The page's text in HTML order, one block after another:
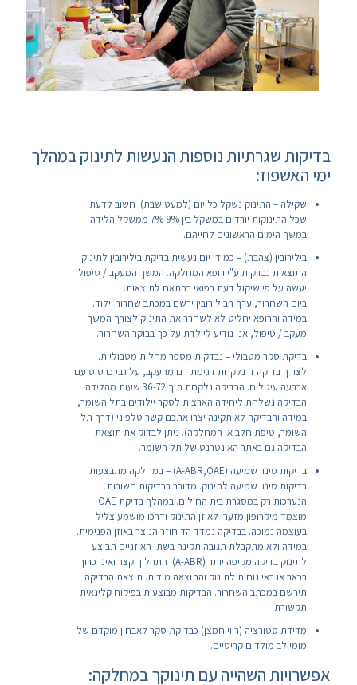
בדיקות שגרתיות נוספות הנעשות לתינוק במהלך
ימי האשפוז:
שקילה – התינוק נשקל כל יום (למעט שבת). חשוב לדעת
שכל התינוקות יורדים במשקל בין 9%-7% ממשקל הלידה
במשך הימים הראשונים לחייהם.
בילירובין (צהבת) – כמידי יום נעשית בדיקת בילירובין לתינוק.
התוצאות נבדקות ע"י רופא המחלקה. המשך המעקב / טיפול
יעשה על פי שיקול דעת רפואי בהתאם לתוצאות.
ביום השחרור, ערך הבילירובין ירשם במכתב שחרור יילוד.
במידה והרופא יחליט לא לשחרר את התינוק לצורך המשך
מעקב / טיפול, אנו נודיע ליולדת על כך בבוקר השחרור.
בדיקת סקר מטבולי – נבדקות מספר מחלות מטבוליות.
לצורך בדיקה זו נלקחת דגימת דם מהעקב, על גבי כרטיס עם
ארבעה עיגולים. הבדיקה נלקחת תוך 36-72 שעות מהלידה.
הבדיקה נשלחת ליחידה הארצית לסקר יילודים בתל השומר,
במידה והבדיקה לא תקינה יצרו אתכם קשר טלפוני (דרך תל
השומר, טיפת חלב או המחלקה). ניתן לבדוק את תוצאת
הבדיקה גם באתר האינטרנט של תל השומר.
בדיקות סינון שמיעה (A-ABR,OAE) – במחלקה מתבצעות
בדיקות סינון שמיעה לתינוק. מדובר בבדיקות חשובות
הנערכות רק במסגרת בית החולים. במהלך בדיקת OAE
מוצמד מיקרופון מזערי לאוזן התינוק ודרכו מושמע צליל
בעוצמה נמוכה. בבדיקה נמדד הד חוזר הנוצר באוזן הפנימית.
במידה ולא מתקבלת תגובה תקינה בשתי האוזניים תבוצע
לתינוק בדיקה מקיפה יותר (A-ABR). התהליך קצר ואינו כרוך
בכאב או באי נוחות לתינוק והתוצאה מידית. תוצאת הבדיקה
תירשם במכתב השחרור. הבדיקות מבוצעות בפיקוח קלינאית
תקשורת.
מדידת סטורציה (רווי חמצן) כבדיקת סקר לאבחון מוקדם של
מומי לב מולדים קריטיים.
אפשרויות השהייה עם תינוקך במחלקה: